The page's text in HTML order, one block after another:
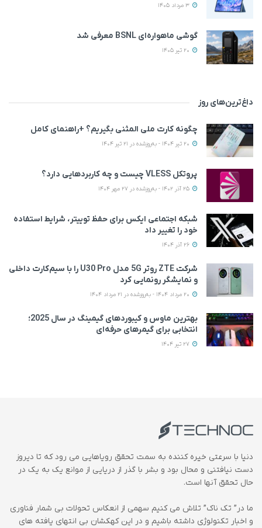
گوشی ماهواره‌ای BSNL معرفی شد
داغ‌ترین‌های روز
چگونه کارت ملی المثنی بگیریم؟ +راهنمای کامل
پروتکل VLESS چیست و چه کاربردهایی دارد؟
شبکه اجتماعی ایکس برای حفظ توییتر، شرایط استفاده
خود را تغییر داد
شرکت ZTE روتر 5G مدل U30 Pro را با سیم‌کارت داخلی
و نمایشگر رونمایی کرد
بهترین ماوس و کیبوردهای گیمینگ در سال 2025؛
انتخابی برای گیمرهای حرفه‌ای
دنیا با سرعتی خیره کننده به سمت تحقق رویاهایی می رود که تا دیروز
دست نیافتنی و محال بود و بشر با گذر از دریایی از موانع یک به یک در
حال تحقق آنها است.
ما در” تک ناک” تلاش می کنیم سهمی از انعکاس تحولات بی شمار فناوری
و اخبار تکنولوژی داشته باشیم و در این کهکشان بی انتهای یافته های